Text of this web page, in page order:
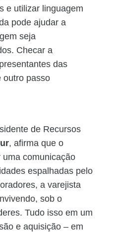
e utilizar linguagem
pode ajudar a
seja
Checar a
das
outro passo
de Recursos
, afirma que o
comunicação
espalhadas pelo
a varejista
sob o
Tudo isso em um
e aquisição – em